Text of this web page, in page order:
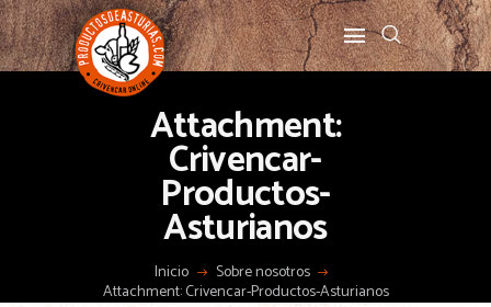
Attachment:
Crivencar-
Productos-
Asturianos
Inicio Sobre nosotros
Attachment: Crivencar-Productos-Asturianos